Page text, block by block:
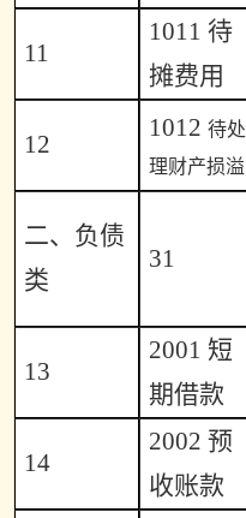
11
1011待
摊费用
12
1012待处
理财产损溢
二、负债
类
31
13
2001 短
期借款
14
2002预
收账款